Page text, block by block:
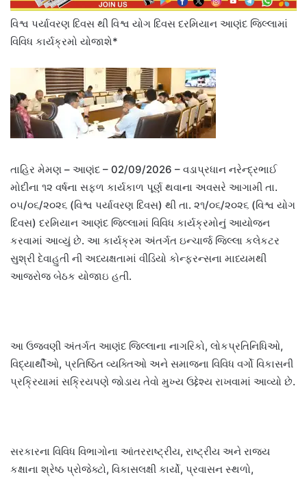
વિશ્વ પર્યાવરણ દિવસ થી વિશ્વ યોગ દિવસ દરમિયાન આણંદ જિલ્લામાં
વિવિધ કાર્યક્રમો યોજાશે*
તાહિર મેમણ – આણંદ – 02/09/2026 – વડાપ્રધાન નરેન્દ્રભાઈ
મોદીના ૧૨ વર્ષના સફળ કાર્યકાળ પૂર્ણ થવાના અવસરે આગામી તા.
૦૫/૦૬/૨૦૨૬ (વિશ્વ પર્યાવરણ દિવસ) થી તા. ૨૧/૦૬/૨૦૨૬ (વિશ્વ યોગ
દિવસ) દરમિયાન આણંદ જિલ્લામાં વિવિધ કાર્યક્રમોનું આયોજન
કરવામાં આવ્યું છે. આ કાર્યક્રમ અંતર્ગત ઇન્ચાર્જ જિલ્લા કલેકટર
સુશ્રી દેવાહુતી ની અધ્યક્ષતામાં વીડિયો કોન્ફરન્સના માધ્યમથી
આજરોજ બેઠક યોજાઇ હતી.
આ ઉજવણી અંતર્ગત આણંદ જિલ્લાના નાગરિકો, લોકપ્રતિનિધિઓ,
વિદ્યાર્થીઓ, પ્રતિષ્ઠિત વ્યક્તિઓ અને સમાજના વિવિધ વર્ગો વિકાસની
પ્રક્રિયામાં સક્રિયપણે જોડાય તેવો મુખ્ય ઉદ્દેશ્ય રાખવામાં આવ્યો છે.
સરકારના વિવિધ વિભાગોના આંતરરાષ્ટ્રીય, રાષ્ટ્રીય અને રાજ્ય
કક્ષાના શ્રેષ્ઠ પ્રોજેક્ટો, વિકાસલક્ષી કાર્યો, પ્રવાસન સ્થળો,